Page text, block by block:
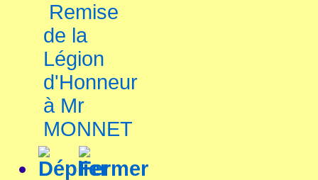
Remise
de la
Légion
d'Honneur
à Mr
MONNET